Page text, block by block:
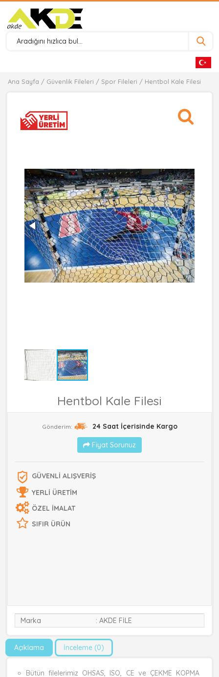
Ana Sayfa / Güvenlik Fileleri /Spor Fileleri / Hentbol Kale Filesi
Hentbol Kale Filesi
Gönderim: 24 Saat İçerisinde Kargo
Fiyat Sorunuz
GÜVENLİ ALIŞVERİŞ
YERLİ ÜRETİM
ÖZEL İMALAT
SIFIR ÜRÜN
Marka AKDE FİLE
Açıklama İnceleme (0)
Bütün filelerimiz OHSAS, ISO, CE ve ÇEKME KOPMA